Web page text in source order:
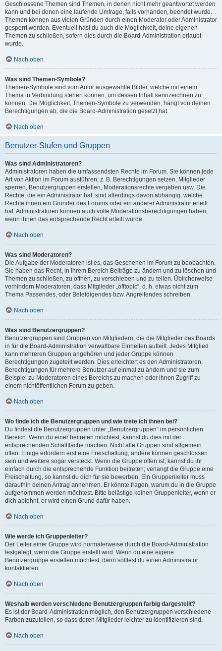
Geschlossene Themen sind Themen, in denen nicht mehr geantwortet werden
kann und bei denen eine laufende Umfrage, falls vorhanden, beendet wurde.
Themen können aus vielen Gründen durch einen Moderator oder Administrator
gesperrt werden. Eventuell hast du auch die Möglichkeit, deine eigenen
Themen zu schließen, sofern dies durch die Board-Administration erlaubt
wurde.
Nach oben
Was sind Themen-Symbole?
Themen-Symbole sind vom Autor ausgewählte Bilder, welche mit einem
Thema in Verbindung stehen können, um dessen Inhalt kennzeichnen zu
können. Die Möglichkeit, Themen-Symbole zu verwenden, hängt von deinen
Berechtigungen ab, die die Board-Administration gesetzt hat.
Nach oben
Benutzer-Stufen und Gruppen
Was sind Administratoren?
Administratoren haben die umfassendsten Rechte im Forum. Sie können jede
Art von Aktion im Forum ausführen; z. B. Berechtigungen setzen, Mitglieder
sperren, Benutzergruppen erstellen, Moderationsrechte vergeben usw. Die
Rechte, die ein Administrator hat, sind allerdings davon abhängig, welche
Rechte ihnen ein Gründer des Forums oder ein anderer Administrator erteilt
hat. Administratoren können auch volle Moderationsberechtigungen haben,
wenn ihnen das entsprechende Recht erteilt wurde.
Nach oben
Was sind Moderatoren?
Die Aufgabe der Moderatoren ist es, das Geschehen im Forum zu beobachten.
Sie haben das Recht, in ihrem Bereich Beiträge zu ändern und zu löschen und
Themen zu schließen, zu öffnen, zu verschieben und zu teilen. Üblicherweise
verhindern Moderatoren, dass Mitglieder „offtopic“, d. h. etwas nicht zum
Thema Passendes, oder Beleidigendes bzw. Angreifendes schreiben.
Nach oben
Was sind Benutzergruppen?
Benutzergruppen sind Gruppen von Mitgliedern, die die Mitglieder des Boards
in für die Board-Administration verwaltbare Einheiten aufteilt. Jedes Mitglied
kann mehreren Gruppen angehören und jeder Gruppe können
Berechtigungen zugeteilt werden. Dies erleichtert es den Administratoren,
Berechtigungen für mehrere Benutzer auf einmal zu ändern und sie zum
Beispiel zu Moderatoren eines Bereichs zu machen oder ihnen Zugriff zu
einem nichtöffentlichen Forum zu geben.
Nach oben
Wo finde ich die Benutzergruppen und wie trete ich ihnen bei?
Du findest die Benutzergruppen unter „Benutzergruppen“ im persönlichen
Bereich. Wenn du einer beitreten möchtest, kannst du dies mit der
entsprechenden Schaltfläche machen. Nicht alle Gruppen sind allgemein
offen. Einige erfordern erst eine Freischaltung, andere können geschlossen
sein und weitere sogar versteckt. Wenn die Gruppe offen ist, kannst du ihr
einfach durch die entsprechende Funktion beitreten; verlangt die Gruppe eine
Freischaltung, so kannst du dich für sie bewerben. Ein Gruppenleiter muss
daraufhin deinen Antrag annehmen. Er könnte fragen, warum du in die Gruppe
aufgenommen werden möchtest. Bitte belästige keinen Gruppenleiter, wenn er
dich ablehnt, er wird einen Grund dafür haben.
Nach oben
Wie werde ich Gruppenleiter?
Der Leiter einer Gruppe wird normalerweise durch die Board-Administration
festgelegt, wenn die Gruppe erstellt wird. Wenn du eine eigene
Benutzergruppe erstellen möchtest, dann solltest du einen Administrator
kontaktieren.
Nach oben
Weshalb werden verschiedene Benutzergruppen farbig dargestellt?
Es ist der Board-Administration möglich, den Benutzergruppen verschiedene
Farben zuzuteilen, so dass deren Mitglieder leichter zu identifizieren sind.
Nach oben